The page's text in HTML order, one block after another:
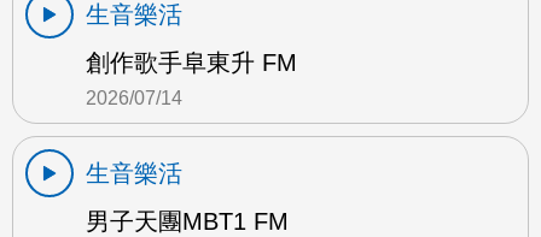
生音樂活
創作歌手阜東升 FM
2026/07/14
生音樂活
男子天團MBT1 FM